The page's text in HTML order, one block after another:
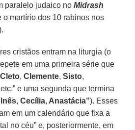
paralelo judaico noMidrash
o martírio dos 10 rabinos nos
cristãos entram na liturgia (o
em uma primeira série que
Cleto, Clemente, Sisto,
etc.” e uma segunda que termina
Inês, Cecília, Anastácia”). Esses
em um calendário que fixa a
no céu” e, posteriormente, em